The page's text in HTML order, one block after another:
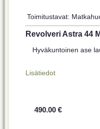
Toimitustavat:
Revolveri Astra 44
Hyväkuntoinen ase
Lisätiedot
490.00 €